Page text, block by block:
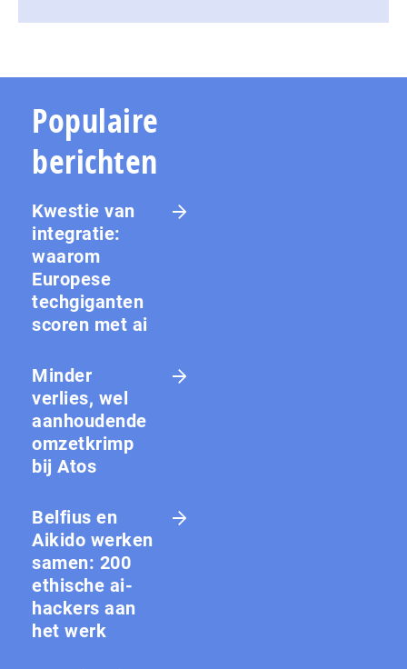
Populaire
berichten
Kwestie van
integratie:
waarom
Europese
techgiganten
scoren met ai
Minder
verlies, wel
aanhoudende
omzetkrimp
bij Atos
Belfius en
Aikido werken
samen: 200
ethische ai-
hackers aan
het werk